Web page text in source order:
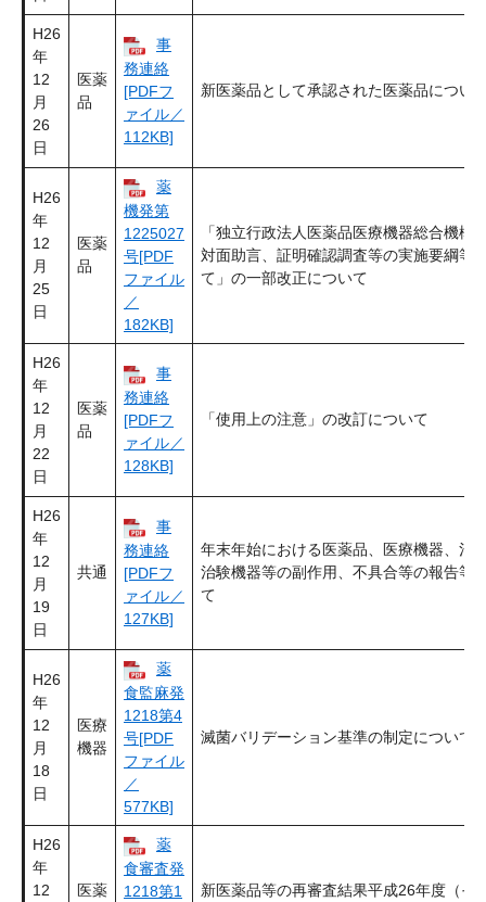
H26
年
12
月
26
日
医薬
品
事
務連絡
[PDFフ
ァイル／
112KB]
新医薬品として承認された医薬品につい
H26
年
12
月
25
日
医薬
品
薬
機発第
1225027
号[PDF
ファイル
／
182KB]
「独立行政法人医薬品医療機器総合機構
対面助言、証明確認調査等の実施要綱等
て」の一部改正について
H26
年
12
月
22
日
医薬
品
事
務連絡
[PDFフ
ァイル／
128KB]
「使用上の注意」の改訂について
H26
年
12
月
19
日
共通
事
務連絡
[PDFフ
ァイル／
127KB]
年末年始における医薬品、医療機器、治
治験機器等の副作用、不具合等の報告等
て
H26
年
12
月
18
日
医療
機器
薬
食監麻発
1218第4
号[PDF
ファイル
／
577KB]
滅菌バリデーション基準の制定について
H26
年
12
医薬
薬
食審査発
1218第1
新医薬品等の再審査結果平成26年度（そ